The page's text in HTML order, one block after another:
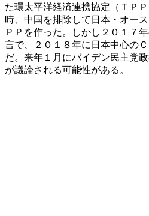
た環太平洋経済連携協定（ＴＰ
時、中国を排除して日本・オー
ＰＰを作った。しかし２０１７
言で、２０１８年に日本中心の
だ。来年１月にバイデン民主党
が議論される可能性がある。